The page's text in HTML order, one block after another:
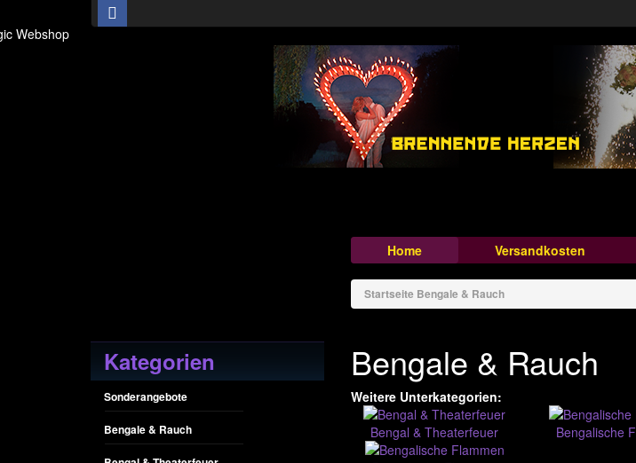
Home Versandkosten
Kategorien
Sonderangebote
Bengale & Rauch
Startseite Bengale & Rauch
Bengale & Rauch
Weitere Unterkategorien:
Bengal & Theaterfeuer
Bengalische